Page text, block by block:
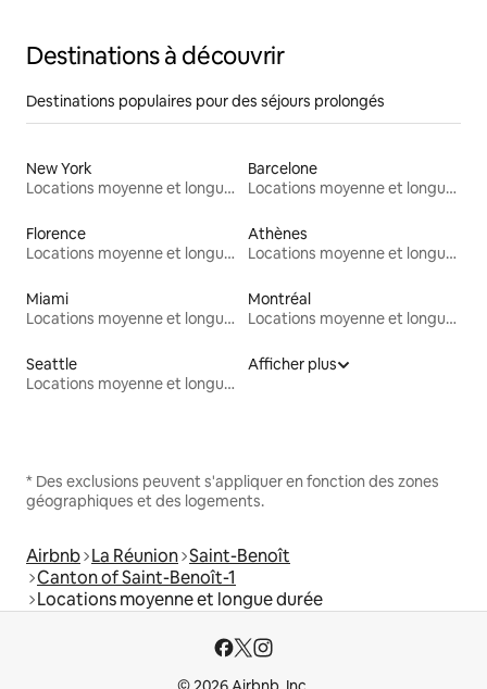
Destinations à découvrir
Destinations populaires pour des séjours prolongés
New York
Locations moyenne et longue durée
Barcelone
Locations moyenne et longue durée
Florence
Locations moyenne et longue durée
Athènes
Locations moyenne et longue durée
Miami
Locations moyenne et longue durée
Montréal
Locations moyenne et longue durée
Seattle
Locations moyenne et longue durée
Afficher plus
* Des exclusions peuvent s'appliquer en fonction des zones
géographiques et des logements.
Airbnb La Réunion Saint-Benoît
Canton of Saint-Benoît-1
Locations moyenne et longue durée